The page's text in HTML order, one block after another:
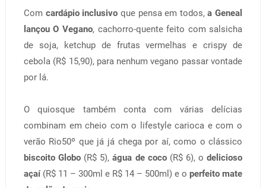
Com cardápio inclusivo que pensa em todos,a Geneal
lançou O Vegano, cachorro-quente feito com salsicha
de soja, ketchup de frutas vermelhas e crispy de
cebola (R$ 15,90), para nenhum vegano passar vontade
por lá.
O quiosque também conta com várias delícias
combinam em cheio com o lifestyle carioca e com o
verão Rio50º que já já chega por aí, como o clássico
biscoito Globo (R$ 5),água de coco(R$ 6), odelicioso
açaí(R$ 11 – 300ml e R$ 14 – 500ml) e operfeito mate